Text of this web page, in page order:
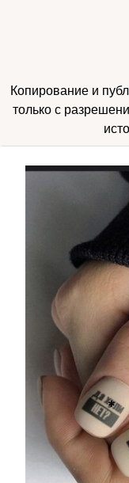
Копирование и
только с